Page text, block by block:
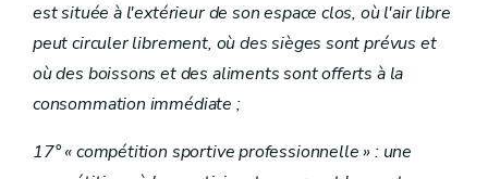
est située à l'extérieur de son espace clos, où l'air libre
peut circuler librement, où des sièges sont prévus et
où des boissons et des aliments sont offerts à la
consommation immédiate ;
17° « compétition sportive professionnelle » : une